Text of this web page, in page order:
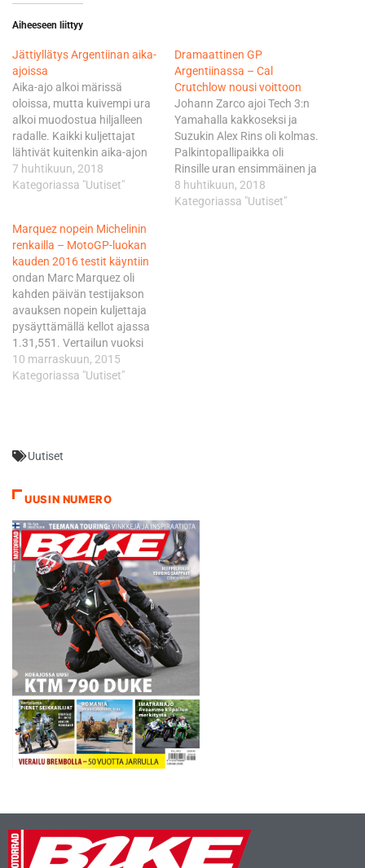
Aiheeseen liittyy
Jättiyllätys Argentiinan aika-
ajoissa
Aika-ajo alkoi märissä
oloissa, mutta kuivempi ura
alkoi muodostua hiljalleen
radalle. Kaikki kuljettajat
lähtivät kuitenkin aika-ajon
kakkososioon sadekelin
renkaalla. Miller, Marc
vetoonsa slicksit. Marguez ja
Crutchlow palasivat jo yhden
kierroksen jäkeen
vaihtamaan renkaat takaisin
sadekelin kumeihin. Miller
pysyi radalla ja otti paalun
0,177…
7 huhtikuun, 2018
Kategoriassa "Uutiset"
Dramaattinen GP
Argentiinassa – Cal
Crutchlow nousi voittoon
Johann Zarco ajoi Tech 3:n
Yamahalla kakkoseksi ja
Suzukin Alex Rins oli kolmas.
Palkintopallipaikka oli
Rinsille uran ensimmäinen ja
Suzukille ensimmäinen sitten
2016. Eniten puhutti tilanne
8 huhtikuun, 2018
Kategoriassa "Uutiset"
Marquez nopein Michelinin
renkailla – MotoGP-luokan
kauden 2016 testit käyntiin
ondan Marc Marquez oli
kahden päivän testijakson
avauksen nopein kuljettaja
pysäyttämällä kellot ajassa
1.31,551. Vertailun vuoksi
voidaan kaivaa esiin
sunnuntaina samalla
Lorenzon nopein kisakierros,
1.31,367. Marquezin takana
tiistain toiseksi parhaasta
vauhdista vastasi Ducatin
Andrea Iannone, joka jäi
pohjista…
10 marraskuun, 2015
Kategoriassa "Uutiset"
Uutiset
UUSIN NUMERO